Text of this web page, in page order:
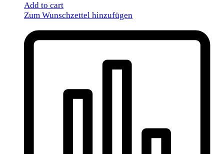
Add to cart
Zum Wunschzettel hinzufügen